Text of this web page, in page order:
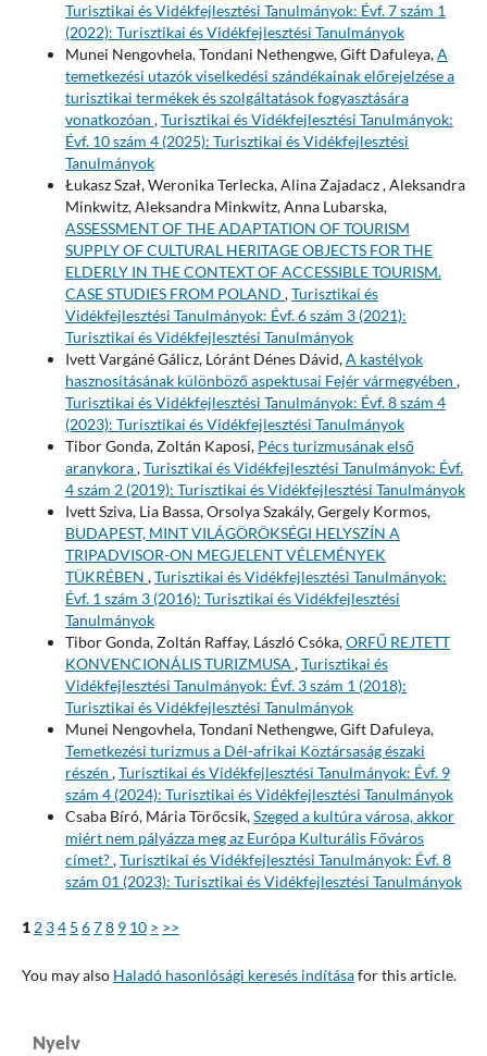
Turisztikai és Vidékfejlesztési Tanulmányok: Évf. 7 szám 1
(2022): Turisztikai és Vidékfejlesztési Tanulmányok
Munei Nengovhela, Tondani Nethengwe, Gift Dafuleya,A
temetkezési utazók viselkedési szándékainak előrejelzése a
turisztikai termékek és szolgáltatások fogyasztására
vonatkozóan ,Turisztikai és Vidékfejlesztési Tanulmányok:
Évf. 10 szám 4 (2025): Turisztikai és Vidékfejlesztési
Tanulmányok
Łukasz Szał, Weronika Terlecka, Alina Zajadacz , Aleksandra
Minkwitz, Aleksandra Minkwitz, Anna Lubarska,
ASSESSMENT OF THE ADAPTATION OF TOURISM
SUPPLY OF CULTURAL HERITAGE OBJECTS FOR THE
ELDERLY IN THE CONTEXT OF ACCESSIBLE TOURISM.
CASE STUDIES FROM POLAND ,Turisztikai és
Vidékfejlesztési Tanulmányok: Évf. 6 szám 3 (2021):
Turisztikai és Vidékfejlesztési Tanulmányok
Ivett Vargáné Gálicz, Lóránt Dénes Dávid,A kastélyok
hasznosításának különböző aspektusai Fejér vármegyében ,
Turisztikai és Vidékfejlesztési Tanulmányok: Évf. 8 szám 4
(2023): Turisztikai és Vidékfejlesztési Tanulmányok
Tibor Gonda, Zoltán Kaposi, Pécs turizmusának első
aranykora,Turisztikai és Vidékfejlesztési Tanulmányok: Évf.
4 szám 2 (2019): Turisztikai és Vidékfejlesztési Tanulmányok
Ivett Sziva, Lia Bassa, Orsolya Szakály, Gergely Kormos,
BUDAPEST, MINT VILÁGÖRÖKSÉGI HELYSZÍN A
TRIPADVISOR-ON MEGJELENT VÉLEMÉNYEK
TÜKRÉBEN ,Turisztikai és Vidékfejlesztési Tanulmányok:
Évf. 1 szám 3 (2016): Turisztikai és Vidékfejlesztési
Tanulmányok
Tibor Gonda, Zoltán Raffay, László Csóka,ORFŰ REJTETT
KONVENCIONÁLIS TURIZMUSA ,Turisztikai és
Vidékfejlesztési Tanulmányok: Évf. 3 szám 1 (2018):
Turisztikai és Vidékfejlesztési Tanulmányok
Munei Nengovhela, Tondani Nethengwe, Gift Dafuleya,
Temetkezési turizmus a Dél-afrikai Köztársaság északi
részén ,Turisztikai és Vidékfejlesztési Tanulmányok: Évf. 9
szám 4 (2024): Turisztikai és Vidékfejlesztési Tanulmányok
Csaba Bíró, Mária Törőcsik,Szeged a kultúra városa, akkor
miért nem pályázza meg az Európa Kulturális Főváros
címet?,Turisztikai és Vidékfejlesztési Tanulmányok: Évf. 8
szám 01 (2023): Turisztikai és Vidékfejlesztési Tanulmányok
1 2 34 5 678 9 10 > >>
You may also Haladó hasonlósági keresés indításafor this article.
Nyelv